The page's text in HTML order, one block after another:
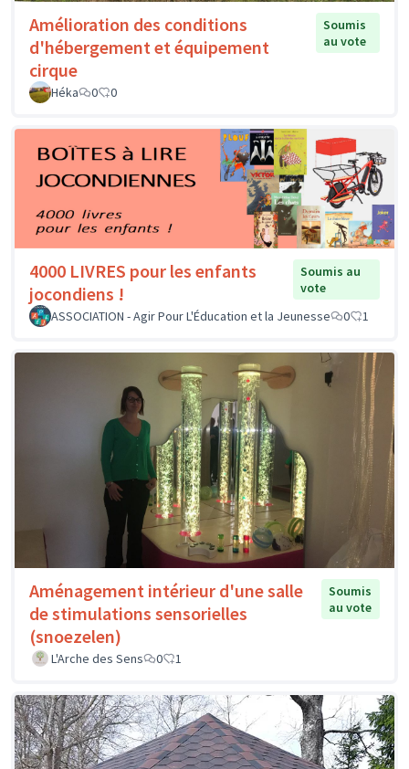
Amélioration des conditions
d'hébergement et équipement
cirque
Soumis
au vote
Héka 0 0
4000 LIVRES pour les enfants
jocondiens !
Soumis au
vote
ASSOCIATION - Agir Pour L'Éducation et la Jeunesse
0 1
Aménagement intérieur d'une salle
de stimulations sensorielles
(snoezelen)
Soumis
au vote
L'Arche des Sens 0 1